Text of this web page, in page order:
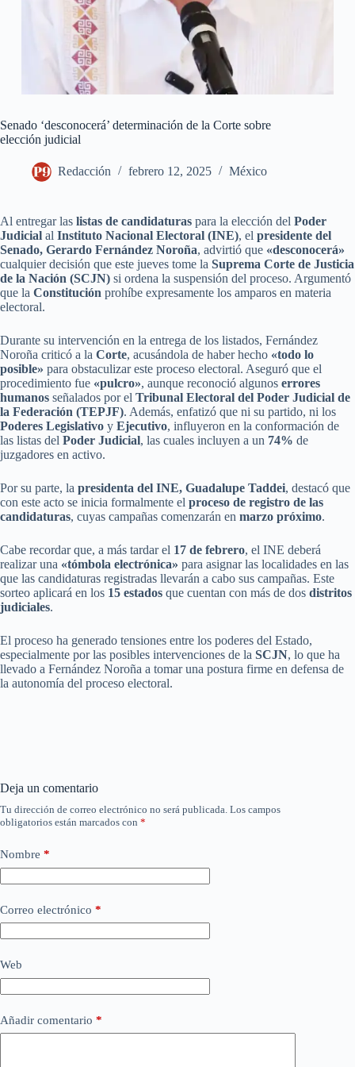
Senado ‘desconocerá’ determinación de la Corte sobre
elección judicial
Redacción febrero 12, 2025 México
Al entregar las listas de candidaturas para la elección del Poder
Judicial al Instituto Nacional Electoral (INE), el presidente del
Senado, Gerardo Fernández Noroña, advirtió que «desconocerá»
cualquier decisión que este jueves tome la Suprema Corte de Justicia
de la Nación (SCJN) si ordena la suspensión del proceso. Argumentó
que la Constitución prohíbe expresamente los amparos en materia
electoral.
Durante su intervención en la entrega de los listados, Fernández
Noroña criticó a la Corte, acusándola de haber hecho «todo lo
posible» para obstaculizar este proceso electoral. Aseguró que el
procedimiento fue «pulcro», aunque reconoció algunos errores
humanos señalados por el Tribunal Electoral del Poder Judicial de
la Federación (TEPJF). Además, enfatizó que ni su partido, ni los
Poderes Legislativo y Ejecutivo, influyeron en la conformación de
las listas del Poder Judicial, las cuales incluyen a un 74% de
juzgadores en activo.
Por su parte, la presidenta del INE, Guadalupe Taddei, destacó que
con este acto se inicia formalmente el proceso de registro de las
candidaturas, cuyas campañas comenzarán en marzo próximo.
Cabe recordar que, a más tardar el 17 de febrero, el INE deberá
realizar una «tómbola electrónica» para asignar las localidades en las
que las candidaturas registradas llevarán a cabo sus campañas. Este
sorteo aplicará en los 15 estados que cuentan con más de dos distritos
judiciales.
El proceso ha generado tensiones entre los poderes del Estado,
especialmente por las posibles intervenciones de la SCJN, lo que ha
llevado a Fernández Noroña a tomar una postura firme en defensa de
la autonomía del proceso electoral.
Deja un comentario
Tu dirección de correo electrónico no será publicada. Los campos
obligatorios están marcados con *
Nombre *
Correo electrónico *
Web
Añadir comentario *